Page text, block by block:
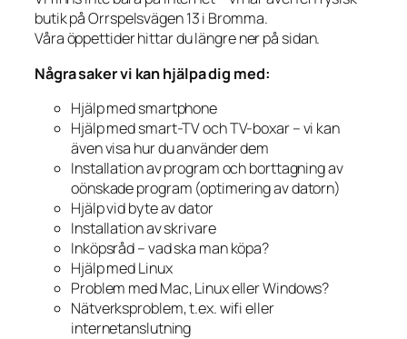
butik på Orrspelsvägen 13 i Bromma.
Våra öppettider hittar du längre ner på sidan.
Några saker vi kan hjälpa dig med:
Hjälp med smartphone
Hjälp med smart-TV och TV-boxar – vi kan
även visa hur du använder dem
Installation av program och borttagning av
oönskade program (optimering av datorn)
Hjälp vid byte av dator
Installation av skrivare
Inköpsråd – vad ska man köpa?
Hjälp med Linux
Problem med Mac, Linux eller Windows?
Nätverksproblem, t.ex. wifi eller
internetanslutning